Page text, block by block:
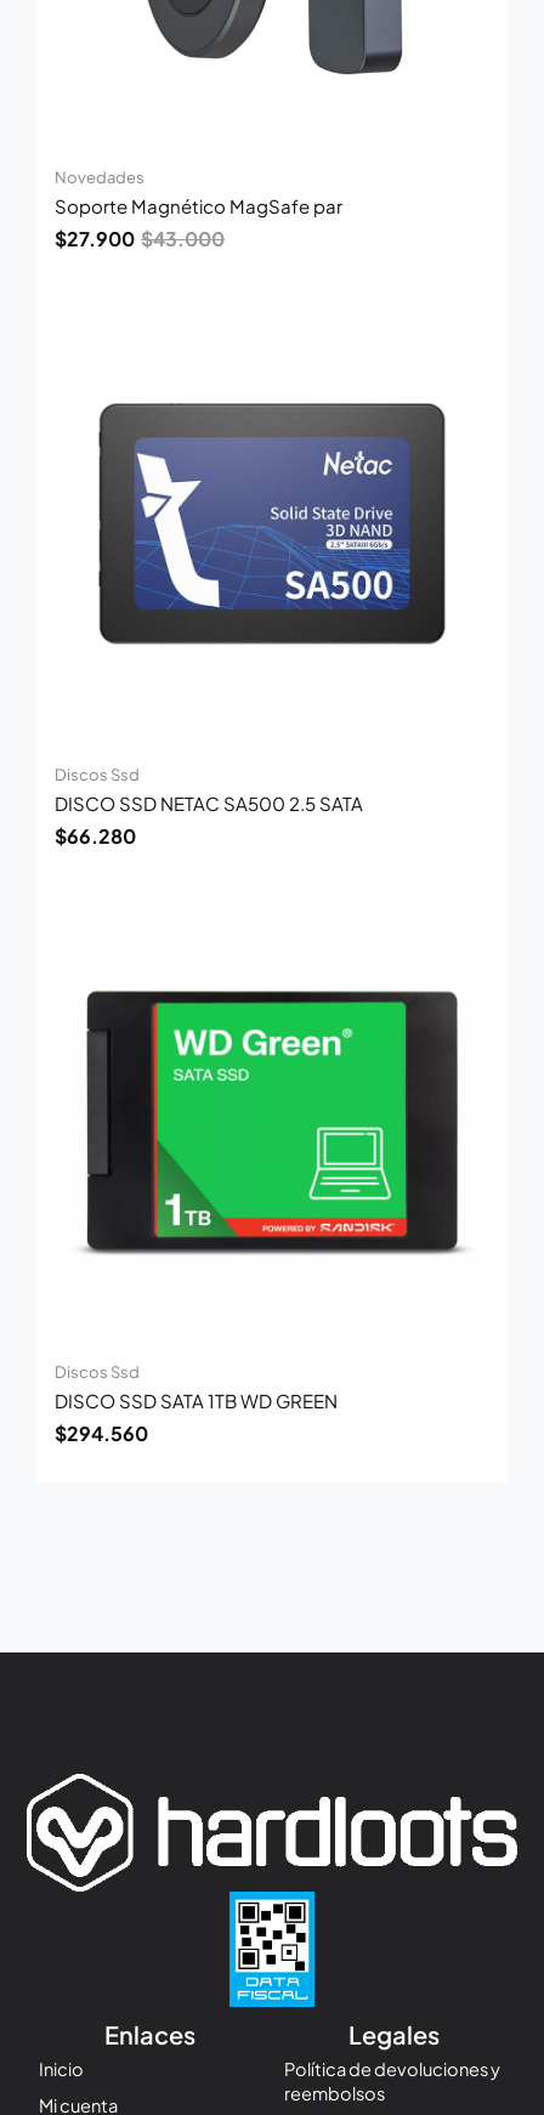
Novedades
Soporte Magnético MagSafe par
$43.000
$27.900
Discos Ssd
DISCO SSD NETAC SA500 2.5 SATA
$66.280
Discos Ssd
DISCO SSD SATA 1TB WD GREEN
$294.560
Enlaces
Inicio
Mi cuenta
Legales
Política de devoluciones y
reembolsos